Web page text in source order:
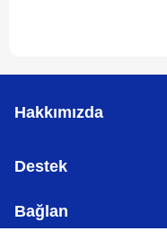
Hakkımızda
Destek
Bağlan